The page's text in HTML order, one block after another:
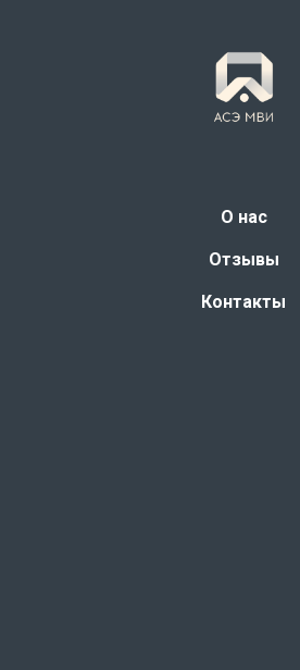
О нас
Отзывы
Контакты